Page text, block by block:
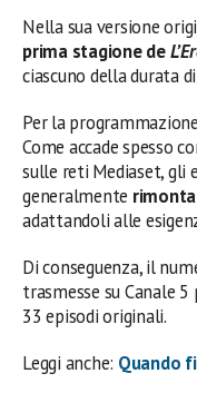
Nella sua versione
prima stagione de
ciascuno della durata
Per la
Come accade spesso
sulle reti Mediaset, gli
generalmente
adattandoli alle
Di conseguenza, il
trasmesse su Canale
33 episodi originali.
Leggi anche: Quando